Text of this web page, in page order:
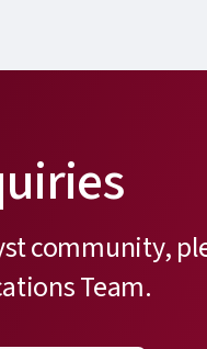
community,
Team.